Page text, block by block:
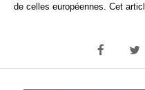
de celles européennes. Cet